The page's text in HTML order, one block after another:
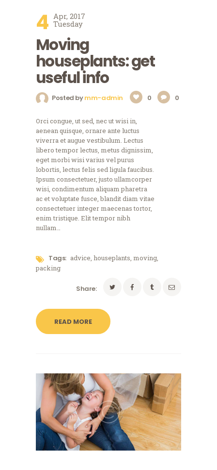
4 Apr, 2017
Tuesday
Moving
houseplants: get
useful info
Posted bymm-admin 0 0
Orci congue, ut sed, nec ut wisi in,
aenean quisque, ornare ante luctus
viverra et augue vestibulum. Lectus
libero tempor lectus, metus dignissim,
eget morbi wisi varius vel purus
lobortis, lectus felis sed ligula faucibus.
Ipsum consectetuer, justo ullamcorper
wisi, condimentum aliquam pharetra
ac et voluptate fusce, blandit diam vitae
consectetuer integer maecenas tortor,
enim tristique. Elit tempor nibh
nullam…
Tags: advice,houseplants,moving,
packing
Share:
READ MORE